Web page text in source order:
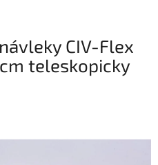
CIV-Flex
teleskopicky